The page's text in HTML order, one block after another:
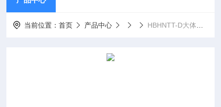
当前位置：首页 产品中心 HBHNTT-D大体积混凝土温度测试仪